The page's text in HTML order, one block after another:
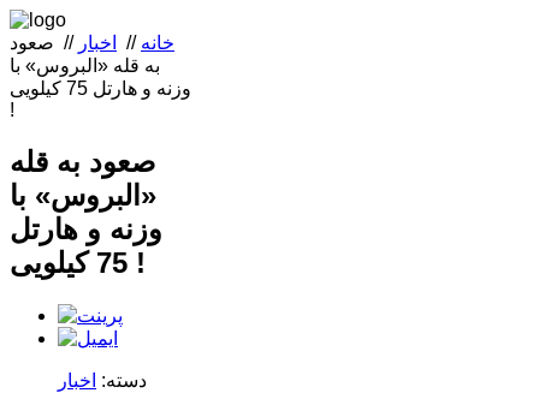
خانه // اخبار // صعود
به قله «البروس» با
وزنه و هارتل 75 کیلویی
!
صعود به قله
«البروس» با
وزنه و هارتل
75 کیلویی !
دسته: اخبار